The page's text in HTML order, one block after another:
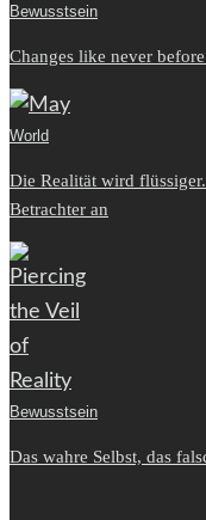
Bewusstsein
Changes like never
World
Die Realität wird
Betrachter an
Bewusstsein
Das wahre Selbst, das